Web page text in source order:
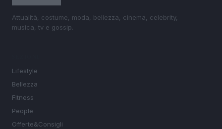
Attualità, costume, moda, bellezza, cinema, celebrity,
musica, tv e gossip.
Lifestyle
Bellezza
Fitness
People
Offerte&Consigli